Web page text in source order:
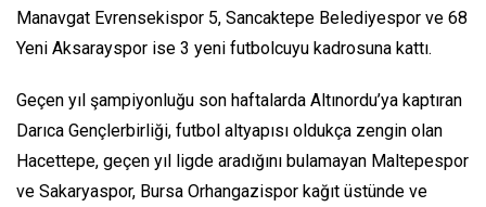
Manavgat Evrensekispor 5, Sancaktepe Belediyespor ve 68
Yeni Aksarayspor ise 3 yeni futbolcuyu kadrosuna kattı.
Geçen yıl şampiyonluğu son haftalarda Altınordu’ya kaptıran
Darıca Gençlerbirliği, futbol altyapısı oldukça zengin olan
Hacettepe, geçen yıl ligde aradığını bulamayan Maltepespor
ve Sakaryaspor, Bursa Orhangazispor kağıt üstünde ve